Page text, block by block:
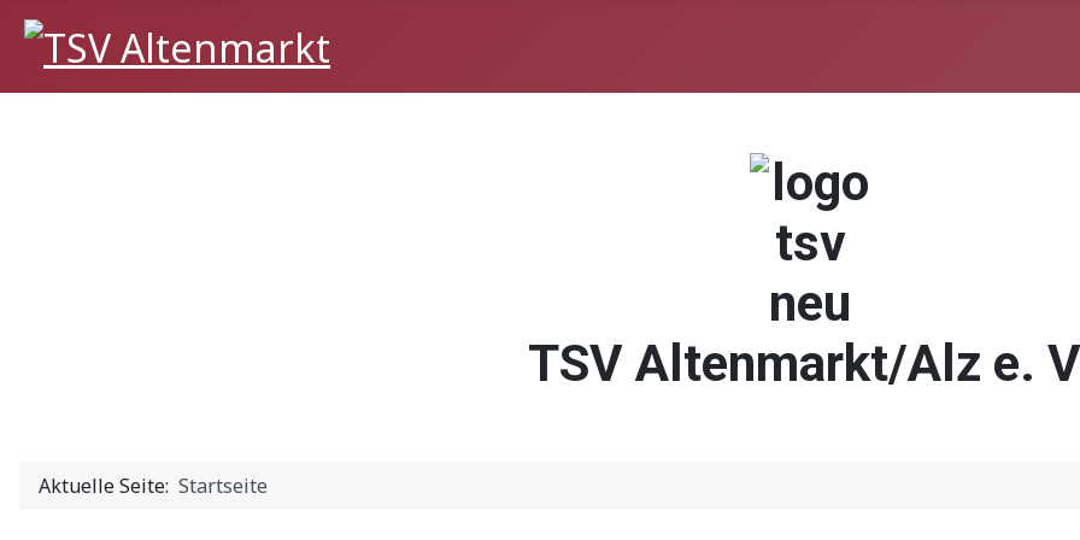
TSV Altenmarkt/Alz e.
Aktuelle Seite: Startseite